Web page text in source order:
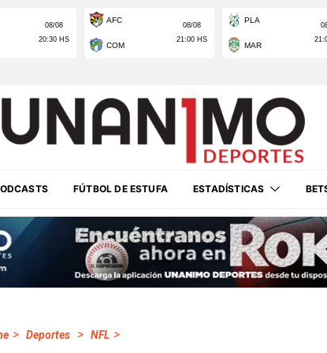
FÚTBOL DE ESTUFA ESTADÍSTICAS
> Deportes > NFL >